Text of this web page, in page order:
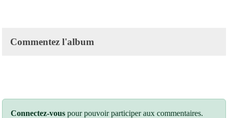
Commentez l'album
Connectez-vous pour pouvoir participer aux commentaires.